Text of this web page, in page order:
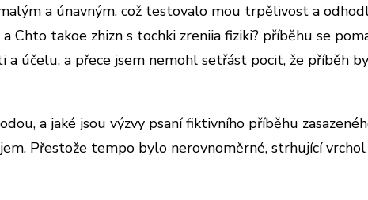
a únavným, což testovalo mou trpělivost a
takoe zhizn s tochki zreniia fiziki? příběhu se
účelu, a přece jsem nemohl setřást pocit, že příběh
a jaké jsou výzvy psaní fiktivního příběhu
Přestože tempo bylo nerovnoměrné, strhující